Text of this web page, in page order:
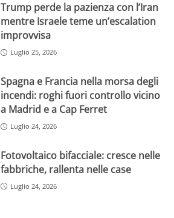
Trump perde la pazienza con l’Iran
mentre Israele teme un’escalation
improvvisa
Luglio 25, 2026
Spagna e Francia nella morsa degli
incendi: roghi fuori controllo vicino
a Madrid e a Cap Ferret
Luglio 24, 2026
Fotovoltaico bifacciale: cresce nelle
fabbriche, rallenta nelle case
Luglio 24, 2026